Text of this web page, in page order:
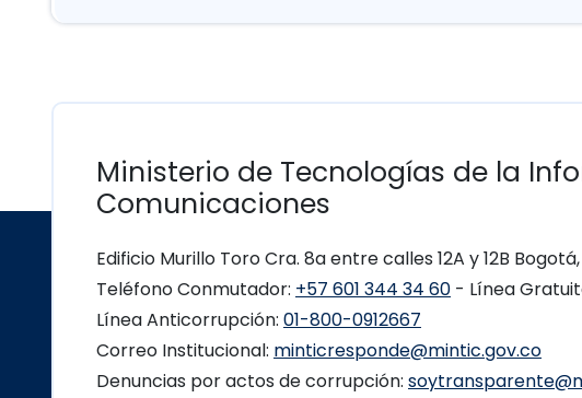
Ministerio de Tecnologías de la
Comunicaciones
Edificio Murillo Toro Cra. 8a entre calles 12A y 12B
Teléfono Conmutador: +57 601 344 34 60 - Línea
Línea Anticorrupción: 01-800-0912667
Correo Institucional: minticresponde@mintic.gov.co
Denuncias por actos de corrupción: